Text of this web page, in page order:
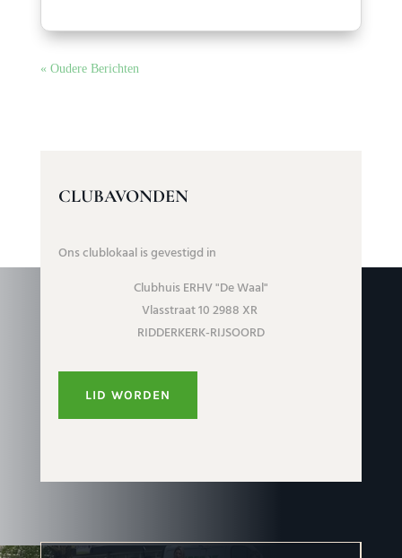
« Oudere Berichten
CLUBAVONDEN
Ons clublokaal is gevestigd in
Clubhuis ERHV "De Waal"
Vlasstraat 10 2988 XR
RIDDERKERK-RIJSOORD
LID WORDEN